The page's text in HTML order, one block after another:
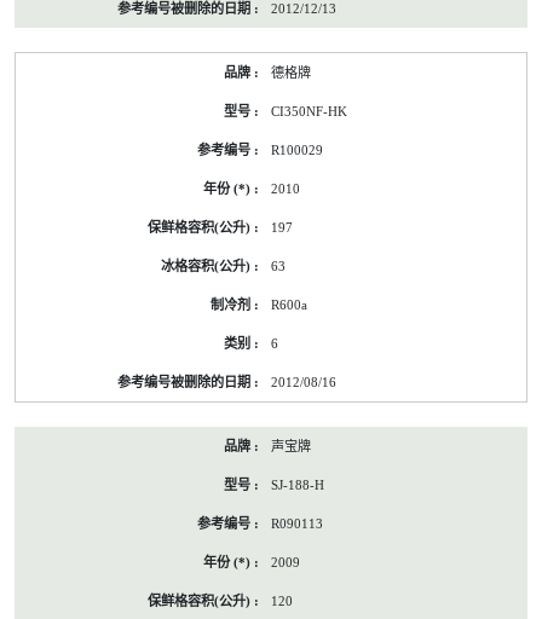
2012/12/13
德格牌
CI350NF-HK
R100029
2010
197
63
R600a
6
2012/08/16
声宝牌
SJ-188-H
R090113
2009
120